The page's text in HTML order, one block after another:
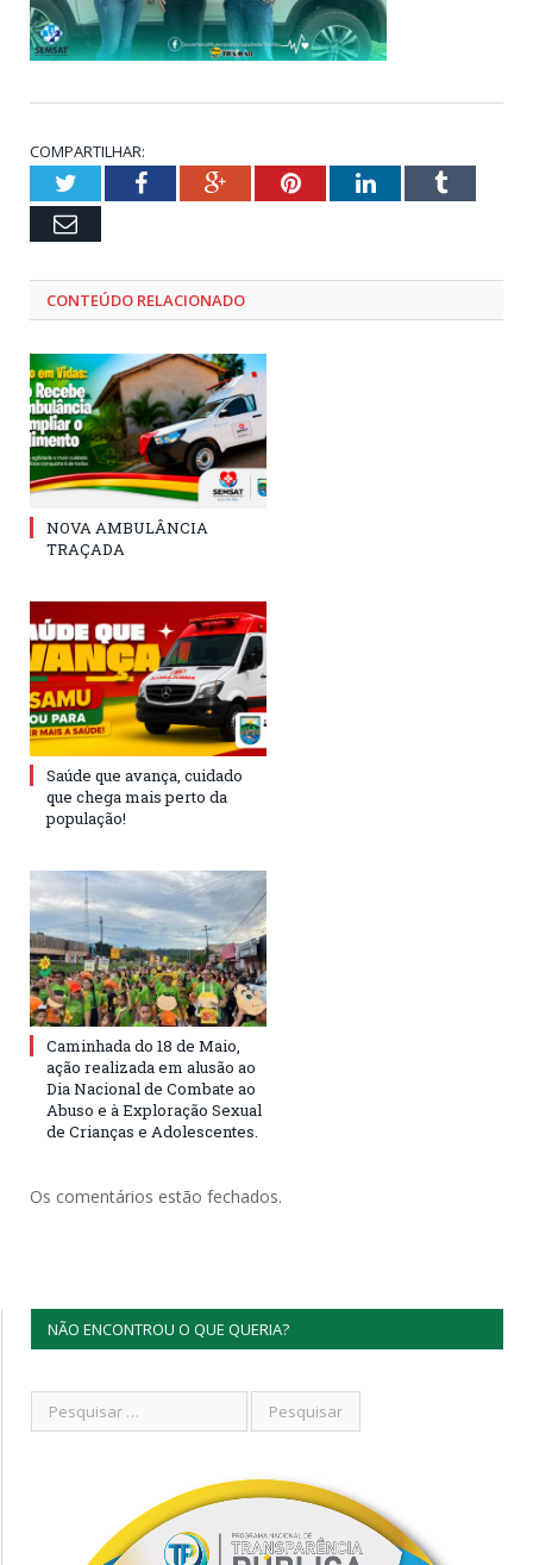
COMPARTILHAR:
TwitterFacebookGoogle+PinterestLinkedInTumblr
Email
CONTEÚDO RELACIONADO
NOVA AMBULÂNCIA
TRAÇADA
Saúde que avança, cuidado
que chega mais perto da
população!
Caminhada do 18 de Maio,
ação realizada em alusão ao
Dia Nacional de Combate ao
Abuso e à Exploração Sexual
de Crianças e Adolescentes.
Os comentários estão fechados.
NÃO ENCONTROU O QUE QUERIA?